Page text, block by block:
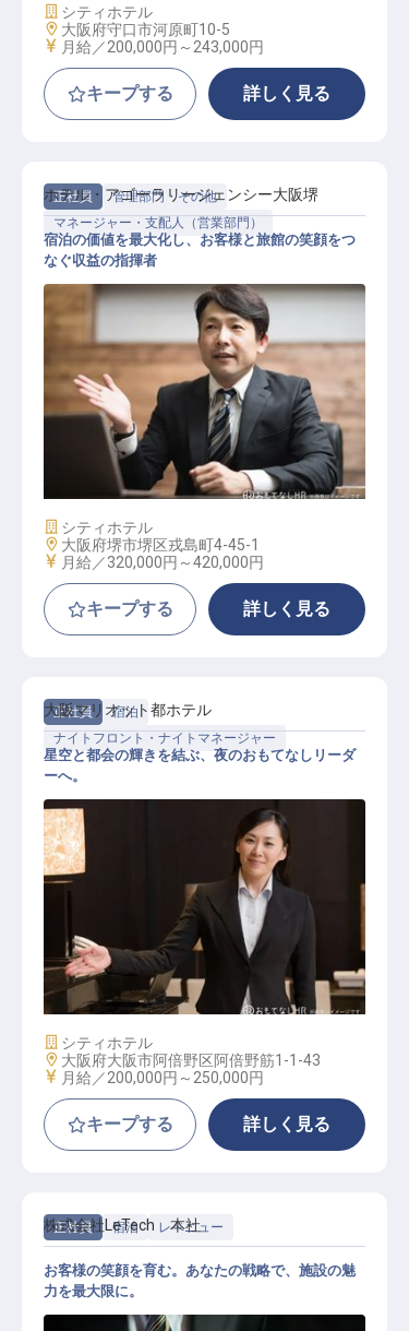
施設業態
シティホテル
勤務地
大阪府守口市河原町10-5
給与
月給／200,000円～ 243,000円
キープする 詳しく見る
正社員
管理部門・その他
マネージャー・支配人（営業部門）
レベニューマネージャー【勤務地：
ホテルアゴーラリージェンシー大阪
ホテル・アゴーラリージェンシー大阪堺
宿泊の価値を最大化し、お客様と旅館の笑顔をつ
なぐ収益の指揮者
施設業態
シティホテル
勤務地
大阪府堺市堺区戎島町4-45-1
給与
月給／320,000円～420,000円
キープする 詳しく見る
正社員
宿泊
ナイトフロント・ナイトマネージャー
アシスタントマネージャー
大阪マリオット都ホテル
星空と都会の輝きを結ぶ、夜のおもてなしリーダ
ーへ。
施設業態
シティホテル
勤務地
大阪府大阪市阿倍野区阿倍野筋1-1-43
給与
月給／200,000円～ 250,000円
キープする 詳しく見る
正社員 宿泊 レベニュー
株式会社LeTech 本社
お客様の笑顔を育む。あなたの戦略で、施設の魅
力を最大限に。